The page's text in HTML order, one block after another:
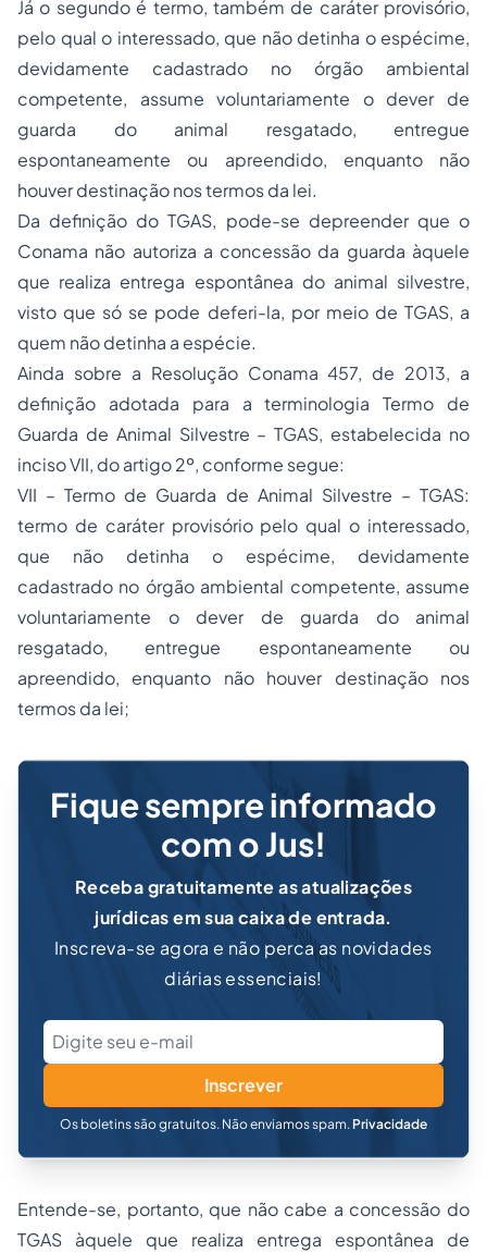
Já o segundo é termo, também de caráter provisório,
pelo qual o interessado, que não detinha o espécime,
devidamente cadastrado no órgão ambiental
competente, assume voluntariamente o dever de
guarda do animal resgatado, entregue
espontaneamente ou apreendido, enquanto não
houver destinação nos termos da lei.
Da definição do TGAS, pode-se depreender que o
Conama não autoriza a concessão da guarda àquele
que realiza entrega espontânea do animal silvestre,
visto que só se pode deferi-la, por meio de TGAS, a
quem não detinha a espécie.
Ainda sobre a Resolução Conama 457, de 2013, a
definição adotada para a terminologia Termo de
Guarda de Animal Silvestre – TGAS, estabelecida no
inciso VII, do artigo 2º, conforme segue:
VII – Termo de Guarda de Animal Silvestre – TGAS:
termo de caráter provisório pelo qual o interessado,
que não detinha o espécime, devidamente
cadastrado no órgão ambiental competente, assume
voluntariamente o dever de guarda do animal
resgatado, entregue espontaneamente ou
apreendido, enquanto não houver destinação nos
termos da lei;
Fique sempre informado
com o Jus!
Receba gratuitamente as atualizações
jurídicas em sua caixa de entrada.
Inscreva-se agora e não perca as novidades
diárias essenciais!
Inscrever
Os boletins são gratuitos. Não enviamos spam. Privacidade
Entende-se, portanto, que não cabe a concessão do
TGAS àquele que realiza entrega espontânea de